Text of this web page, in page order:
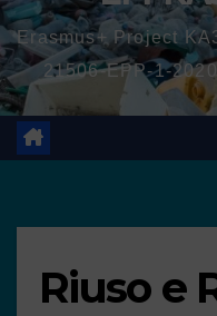
Erasmus+ Project
21506-EPP-1-
Riuso e